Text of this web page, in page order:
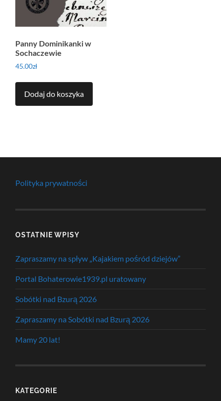
Panny Dominikanki w
Sochaczewie
45.00zł
Dodaj do koszyka
Polityka prywatności
OSTATNIE WPISY
Zapraszamy na spływ „Kajakiem pośród dziejów”
Portal Bohaterowie1939.pl uratowany
Sobótki nad Bzurą 2026
Zapraszamy na Sobótki nad Bzurą 2026
Mamy 20 lat!
KATEGORIE